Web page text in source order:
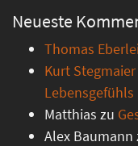
Neueste
Thomas
Kurt Stegmaier
Lebensgefühls
Matthias zu
Alex Baumann